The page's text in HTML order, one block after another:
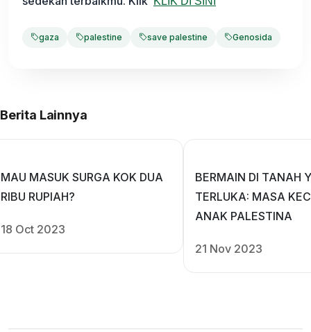
gaza palestine save palestine Genosida
Berita Lainnya
MAU MASUK SURGA KOK DUA
RIBU RUPIAH?
18 Oct 2023
BERMAIN DI TANAH
TERLUKA: MASA
ANAK PALESTINA
21 Nov 2023